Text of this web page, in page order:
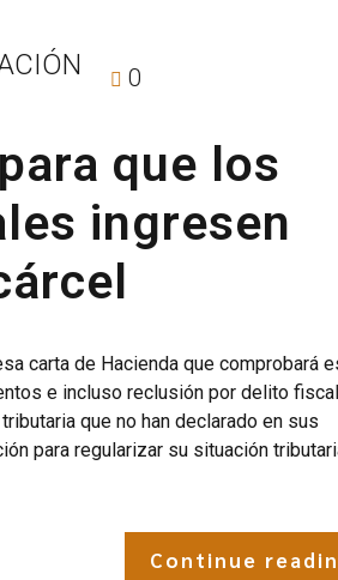
0
que los
ingresen
carta de Hacienda que comprobará
e incluso reclusión por delito
que no han declarado en sus
para regularizar su situación
Continue